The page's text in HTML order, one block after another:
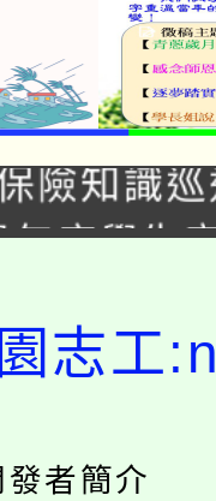
年度第
選結果(
險知識
度學生
選結果(
年度第
甄選結果
大學推廣
通分析基
府辦理
志工
發者簡介